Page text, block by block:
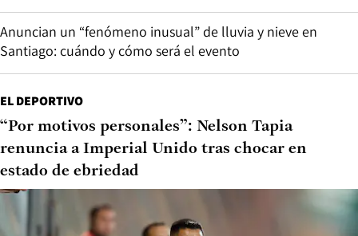
Anuncian un “fenómeno inusual” de lluvia y nieve en
Santiago: cuándo y cómo será el evento
EL DEPORTIVO
“Por motivos personales”: Nelson Tapia
renuncia a Imperial Unido tras chocar en
estado de ebriedad